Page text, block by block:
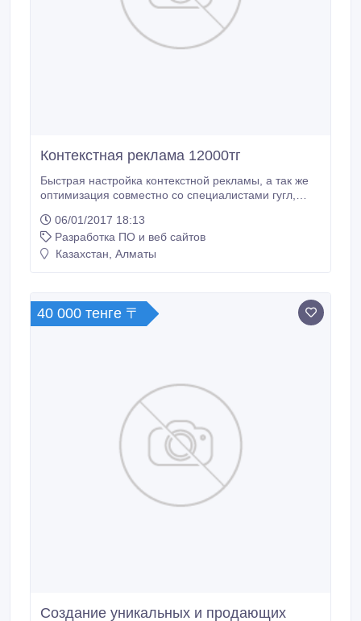
Контекстная реклама 12000тг
Быстрая настройка контекстной рекламы, а так же
оптимизация совместно со специалистами гугл,
06/01/2017 18:13
Разработка ПО и веб сайтов
Казахстан, Алматы
40 000 тенге 〒
Создание уникальных и продающих